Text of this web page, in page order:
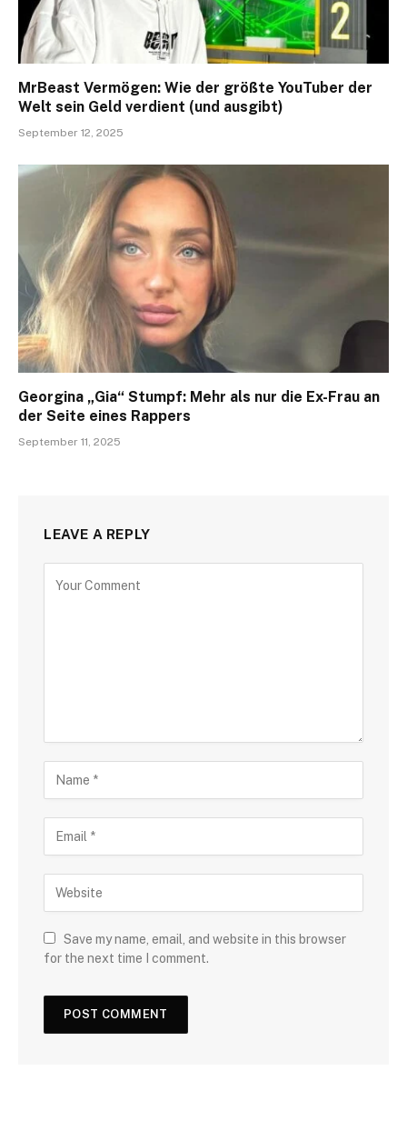
MrBeast Vermögen: Wie der größte YouTuber der
Welt sein Geld verdient (und ausgibt)
September 12, 2025
Georgina „Gia“ Stumpf: Mehr als nur die Ex-Frau an
der Seite eines Rappers
September 11, 2025
LEAVE A REPLY
Save my name, email, and website in this browser
for the next time I comment.